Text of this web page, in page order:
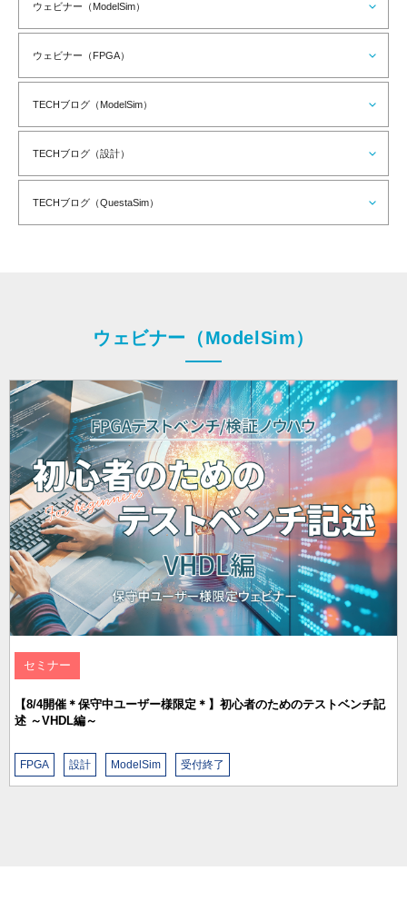
ウェビナー（ModelSim）
ウェビナー（FPGA）
TECHブログ（ModelSim）
TECHブログ（設計）
TECHブログ（QuestaSim）
ウェビナー（ModelSim）